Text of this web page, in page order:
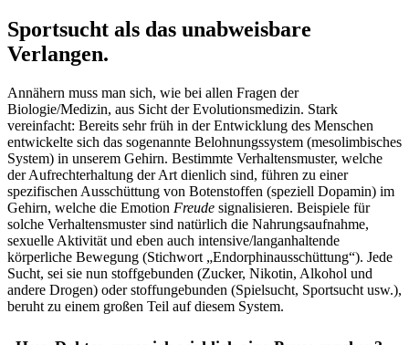
Sportsucht als das unabweisbare
Verlangen.
Annähern muss man sich, wie bei allen Fragen der
Biologie/Medizin, aus Sicht der Evolutionsmedizin. Stark
vereinfacht: Bereits sehr früh in der Entwicklung des Menschen
entwickelte sich das sogenannte Belohnungssystem (mesolimbisches
System) in unserem Gehirn. Bestimmte Verhaltensmuster, welche
der Aufrechterhaltung der Art dienlich sind, führen zu einer
spezifischen Ausschüttung von Botenstoffen (speziell Dopamin) im
Gehirn, welche die Emotion Freude signalisieren. Beispiele für
solche Verhaltensmuster sind natürlich die Nahrungsaufnahme,
sexuelle Aktivität und eben auch intensive/langanhaltende
körperliche Bewegung (Stichwort „Endorphinausschüttung“). Jede
Sucht, sei sie nun stoffgebunden (Zucker, Nikotin, Alkohol und
andere Drogen) oder stoffungebunden (Spielsucht, Sportsucht usw.),
beruht zu einem großen Teil auf diesem System.